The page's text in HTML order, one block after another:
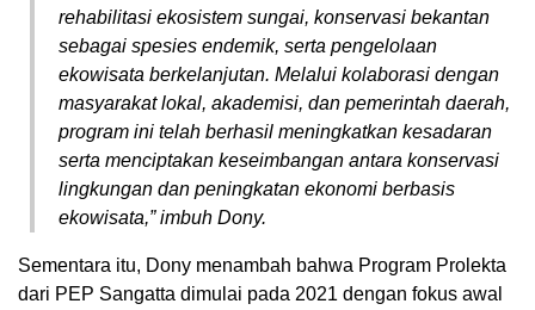
rehabilitasi ekosistem sungai, konservasi bekantan
sebagai spesies endemik, serta pengelolaan
ekowisata berkelanjutan. Melalui kolaborasi dengan
masyarakat lokal, akademisi, dan pemerintah daerah,
program ini telah berhasil meningkatkan kesadaran
serta menciptakan keseimbangan antara konservasi
lingkungan dan peningkatan ekonomi berbasis
ekowisata,” imbuh Dony.
Sementara itu, Dony menambah bahwa Program Prolekta
dari PEP Sangatta dimulai pada 2021 dengan fokus awal